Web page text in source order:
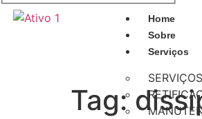
Home
Sobre
Serviços
Tag: